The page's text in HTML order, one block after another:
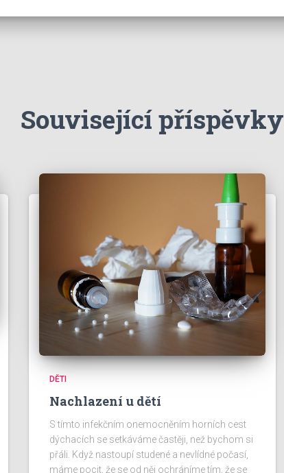
Související příspěvky
DĚTI
Nachlazení u dětí
S tímto infekčním onemocněním horních cest
dýchacích se setkáváme častěji, než bychom si
přáli. Když nastoupí studené a nevlídné počasí,
máme pocit, že se od něj ochráníme tím, že se